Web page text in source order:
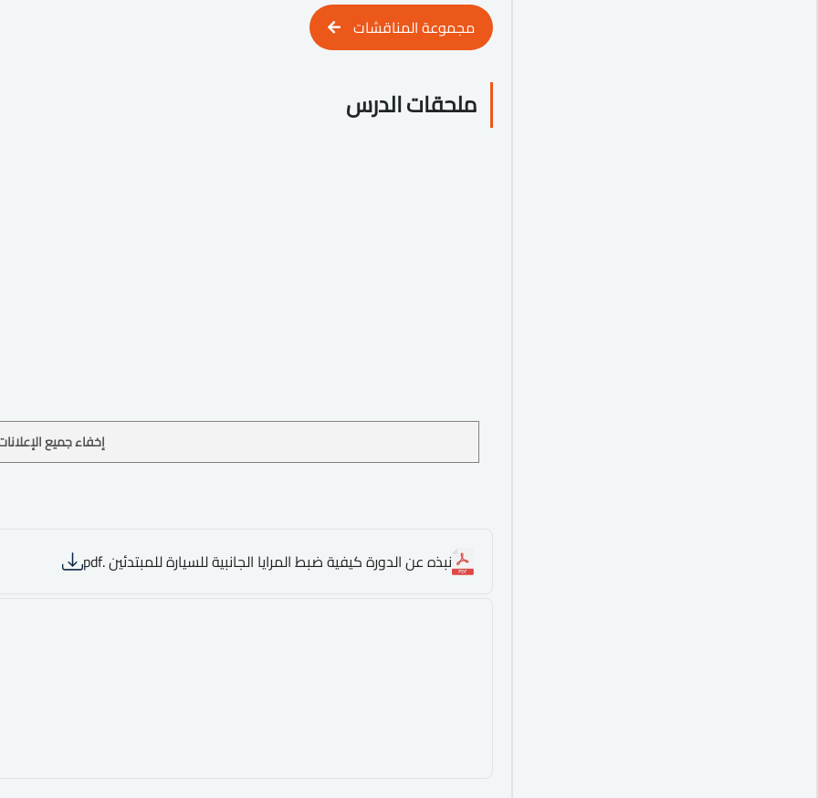
مجموعة المناقشات
ملحقات الدرس
إخفاء جميع
نبذه عن الدورة كيفية ضبط المرايا الجانبية للسيارة للمبتدئين .pdf